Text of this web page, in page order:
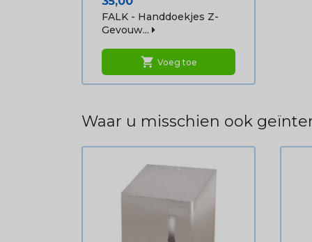
FALK - Handdoekjes Z-
Gevouw...
shopping_cart Voeg toe
Waar u misschien ook